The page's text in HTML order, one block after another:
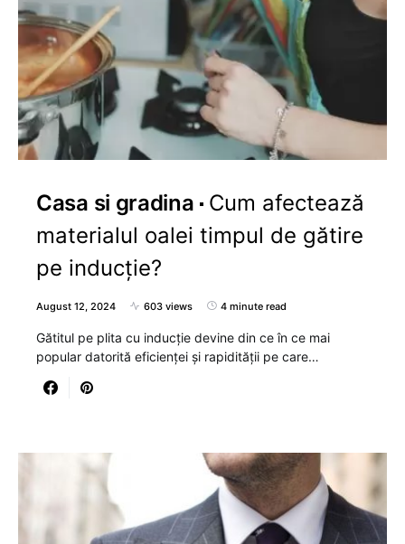
Casa si gradina
Cum afectează
materialul oalei timpul de gătire
pe inducție?
August 12, 2024 603 views 4 minute read
Gătitul pe plita cu inducție devine din ce în ce mai
popular datorită eficienței și rapidității pe care…